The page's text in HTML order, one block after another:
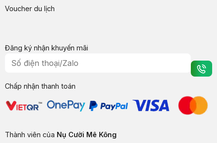
Voucher du lịch
Đăng ký nhận khuyến mãi
Chấp nhận thanh toán
Thành viên của Nụ Cười Mê Kông